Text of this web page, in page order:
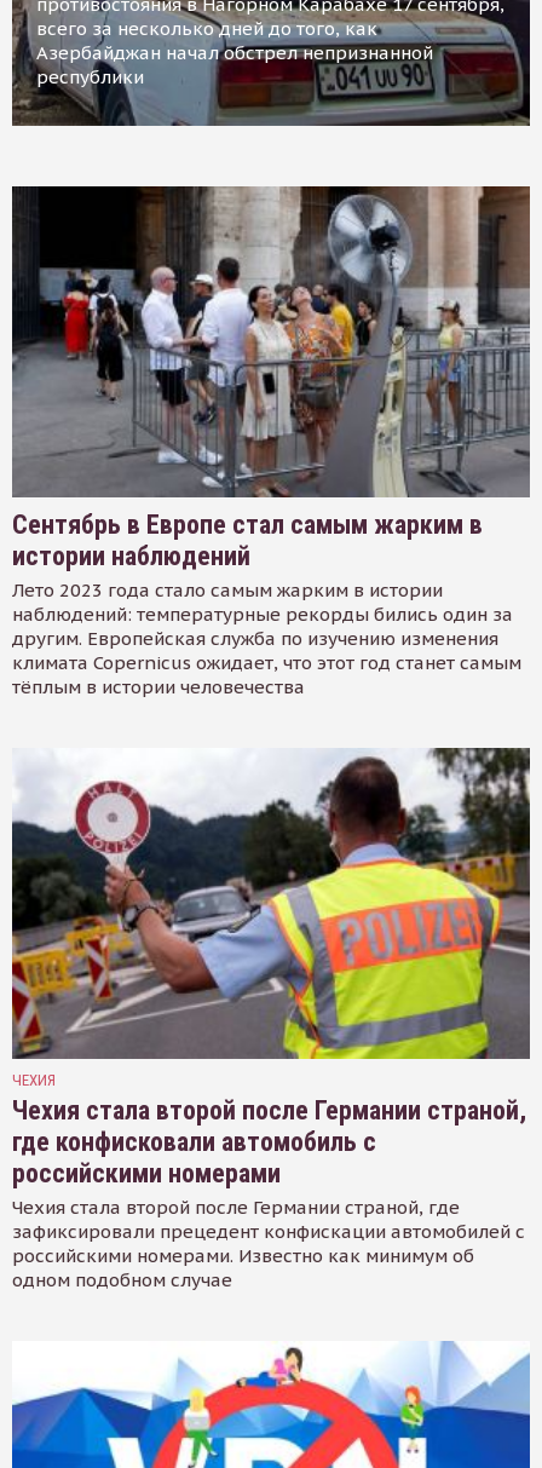
всего за несколько дней до того, как
Азербайджан начал обстрел непризнанной
республики
Сентябрь в Европе стал самым жарким в
истории наблюдений
Лето 2023 года стало самым жарким в истории
наблюдений: температурные рекорды бились один за
другим. Европейская служба по изучению изменения
климата Copernicus ожидает, что этот год станет самым
тёплым в истории человечества
ЧЕХИЯ
Чехия стала второй после Германии страной,
где конфисковали автомобиль с
российскими номерами
Чехия стала второй после Германии страной, где
зафиксировали прецедент конфискации автомобилей с
российскими номерами. Известно как минимум об
одном подобном случае